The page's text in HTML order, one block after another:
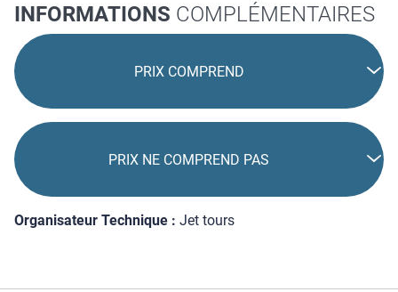
INFORMATIONS COMPLÉMENTAIRES
PRIX COMPREND
PRIX NE COMPREND PAS
Organisateur Technique : Jet tours